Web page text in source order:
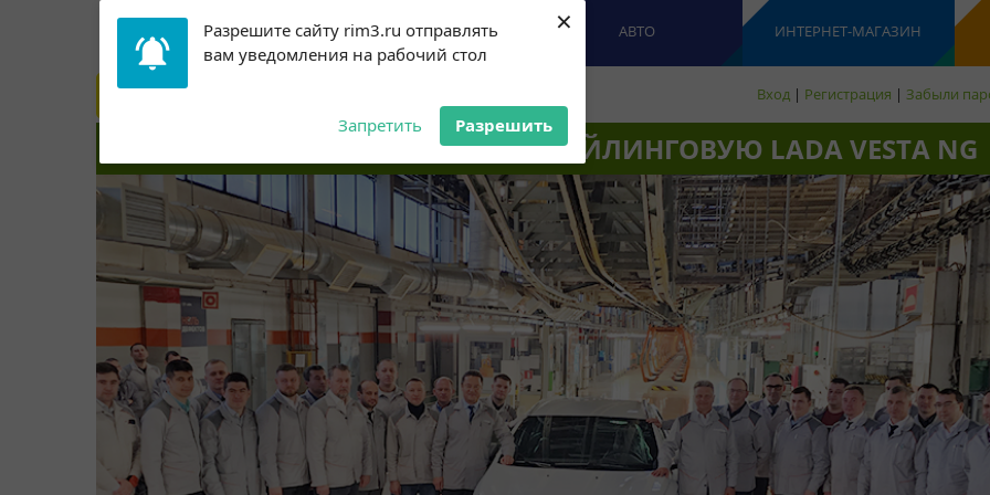
Разрешите сайту rim3.ru отправлять
вам уведомления на рабочий стол
Запретить Разрешить
×
Subscribe to our
notifications!
To enable permission prompts, click
АВТОНОВОСТИ
КОММЕРЧЕСКИЕ
АВТОМОБИЛИ
АВТО ИНТЕРНЕТ-МАГАЗИН
Вход | Регистрация | Забыли
НА ВАЗЕ СОБРАЛИ ПЕРВУЮ РЕСТАЙЛИНГОВУЮ LADA VESTA NG